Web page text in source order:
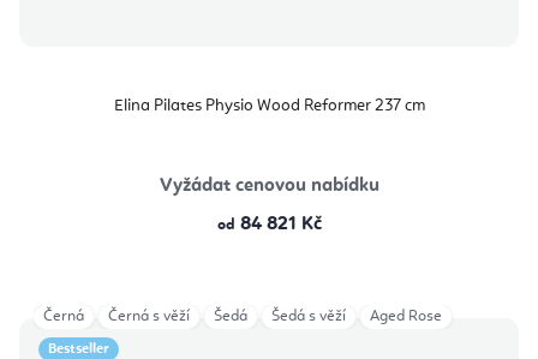
Elina Pilates Physio Wood Reformer 237 cm
Vyžádat cenovou nabídku
od 84 821 Kč
Bestseller
Černá Černá s věží Šedá Šedá s věží Aged Rose